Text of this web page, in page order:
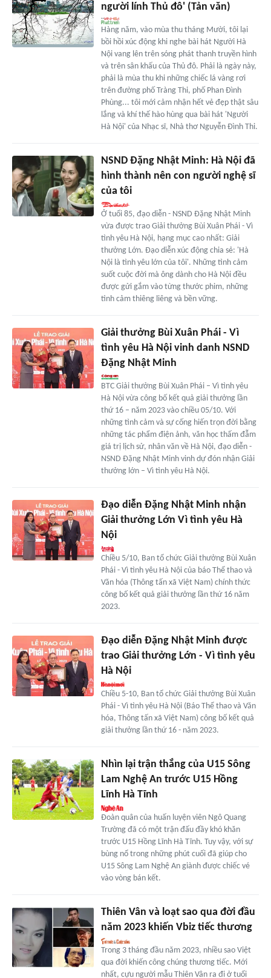
người lính Thủ đô' (Tản văn)
Hàng năm, vào mùa thu tháng Mười, tôi lại
bồi hồi xúc động khi nghe bài hát Người Hà
Nội vang lên trên sóng phát thanh truyền hình
và trên sân khấu của Thủ đô. Phải là ngày này,
phải là mùa thu khi những chiếc lá vàng rơi
trên đường phố Tràng Thi, phố Phan Đình
Phùng... tôi mới cảm nhận hết vẻ đẹp thật sâu
lắng và khí thế hào hùng qua bài hát 'Người
Hà Nội' của Nhạc sĩ, Nhà thơ Nguyễn Đình Thi.
NSND Đặng Nhật Minh: Hà Nội đã
hình thành nên con người nghệ sĩ
của tôi
Ở tuổi 85, đạo diễn - NSND Đặng Nhật Minh
vừa được trao Giải thưởng Bùi Xuân Phái - Vì
tình yêu Hà Nội, hạng mục cao nhất: Giải
thưởng Lớn. Đạo diễn xúc động chia sẻ: 'Hà
Nội là tình yêu lớn của tôi'. Những tình cảm
suốt cuộc đời mà ông dành cho Hà Nội đều
được gửi gắm vào từng thước phim, những
tình cảm thiêng liêng và bền vững.
Giải thưởng Bùi Xuân Phái - Vì
tình yêu Hà Nội vinh danh NSND
Đặng Nhật Minh
BTC Giải thưởng Bùi Xuân Phái – Vì tình yêu
Hà Nội vừa công bố kết quả giải thưởng lần
thứ 16 – năm 2023 vào chiều 05/10. Với
những tình cảm và sự cống hiến trọn đời bằng
những tác phẩm điện ảnh, văn học thấm đẫm
giá trị lịch sử, nhân văn về Hà Nội, đạo diễn -
NSND Đặng Nhật Minh vinh dự đón nhận Giải
thưởng lớn – Vì tình yêu Hà Nội.
Đạo diễn Đặng Nhật Minh nhận
Giải thưởng Lớn Vì tình yêu Hà
Nội
Chiều 5/10, Ban tổ chức Giải thưởng Bùi Xuân
Phái - Vì tình yêu Hà Nội của báo Thể thao và
Văn hóa (Thông tấn xã Việt Nam) chính thức
công bố kết quả giải thưởng lần thứ 16 năm
2023.
Đạo diễn Đặng Nhật Minh được
trao Giải thưởng Lớn - Vì tình yêu
Hà Nội
Chiều 5-10, Ban tổ chức Giải thưởng Bùi Xuân
Phái - Vì tình yêu Hà Nội (Báo Thể thao và Văn
hóa, Thông tấn xã Việt Nam) công bố kết quả
giải thưởng lần thứ 16 - năm 2023.
Nhìn lại trận thắng của U15 Sông
Lam Nghệ An trước U15 Hồng
Lĩnh Hà Tĩnh
Đoàn quân của huấn luyện viên Ngô Quang
Trường đã có một trận đấu đầy khó khăn
trước U15 Hồng Lĩnh Hà Tĩnh. Tuy vậy, với sự
bùng nổ trong những phút cuối đã giúp cho
U15 Sông Lam Nghệ An giành được chiếc vé
vào vòng bán kết.
Thiên Vân và loạt sao qua đời đầu
năm 2023 khiến Vbiz tiếc thương
Trong 3 tháng đầu năm 2023, nhiều sao Việt
qua đời khiến công chúng thương tiếc. Mới
nhất, cựu người mẫu Thiên Vân ra đi ở tuổi